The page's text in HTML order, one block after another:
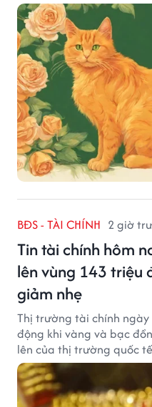
tạo dựng nhiều mối
BĐS - TÀI CHÍNH 2 giờ
Tin tài chính hôm
lên vùng 143 triệu
giảm nhẹ
Thị trường tài chính
động khi vàng và bạc
lên của thị trường quốc
ngân hàng tiếp tục hạ
đỉnh mới.